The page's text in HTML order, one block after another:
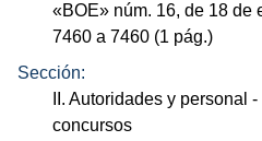
«BOE» núm. 16, de 18 de
7460 a 7460 (1 pág.)
Sección:
II. Autoridades y personal -
concursos